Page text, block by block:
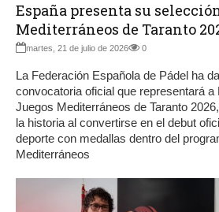
España presenta su
Mediterráneos de Taranto
martes, 21 de julio de 2026 0
La Federación Española de Pádel ha
convocatoria oficial que representará a
Juegos Mediterráneos de Taranto
la historia al convertirse en el debut
deporte con medallas dentro del
Mediterráneos